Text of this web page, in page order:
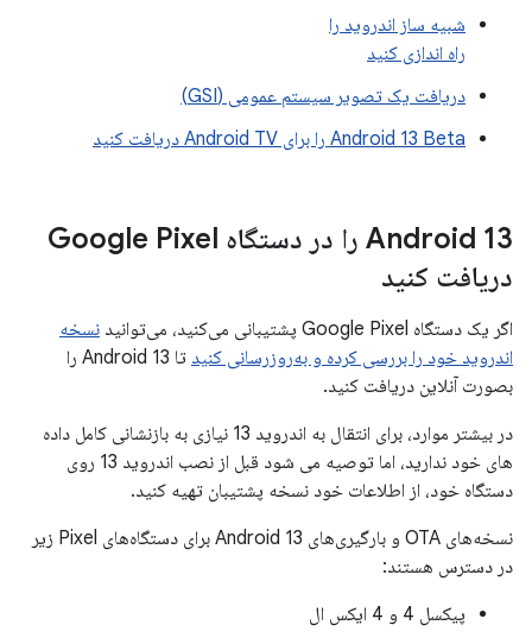
شبیه ساز اندروید را
راه اندازی کنید
دریافت یک تصویر سیستم عمومی (GSI)
Android 13 Beta را برای Android TV دریافت کنید
Android 13 را در دستگاه Google Pixel
دریافت کنید
اگر یک دستگاه Google Pixel پشتیبانی می‌کنید، می‌توانید
نسخه
اندروید خود را بررسی کرده و به‌روزرسانی کنید
تا Android 13 را
بصورت آنلاین دریافت کنید.
در بیشتر موارد، برای انتقال به اندروید 13 نیازی به بازنشانی کامل داده
های خود ندارید، اما توصیه می شود قبل از نصب اندروید 13 روی
دستگاه خود، از اطلاعات خود نسخه پشتیبان تهیه کنید.
نسخه‌های OTA و بارگیری‌های Android 13 برای دستگاه‌های Pixel زیر
در دسترس هستند:
پیکسل 4 و 4 ایکس ال